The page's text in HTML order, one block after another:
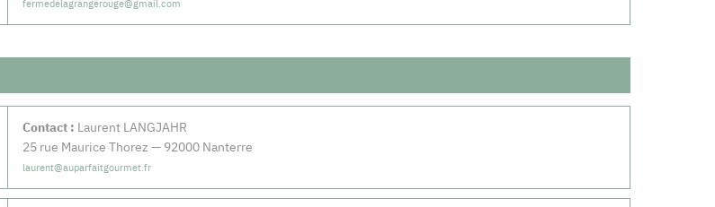
fermedelagrangerouge@gmail.com
Contact : Laurent LANGJAHR
25 rue Maurice Thorez — 92000 Nanterre
laurent@auparfaitgourmet.fr